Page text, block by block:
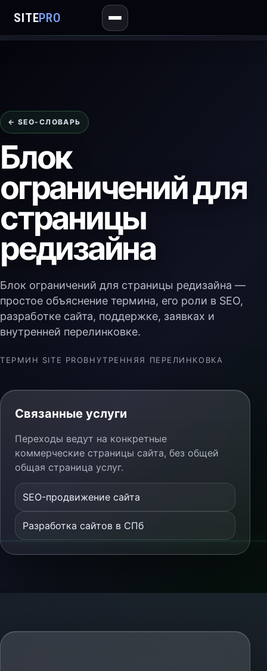
SITEPRO
← SEO-СЛОВАРЬ
Блок
ограничений для
страницы
редизайна
Блок ограничений для страницы редизайна —
простое объяснение термина, его роли в SEO,
разработке сайта, поддержке, заявках и
внутренней перелинковке.
ТЕРМИН SITE PROВНУТРЕННЯЯ ПЕРЕЛИНКОВКА
Связанные услуги
Переходы ведут на конкретные
коммерческие страницы сайта, без общей
общая страница услуг.
SEO-продвижение сайта
Разработка сайтов в СПб